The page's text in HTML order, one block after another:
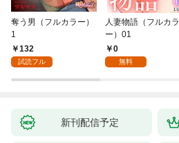
奪う男（フルカラー）
1
132
試読フル
人妻物語（フルカラ
ー）01
0
無料
新刊配信予定